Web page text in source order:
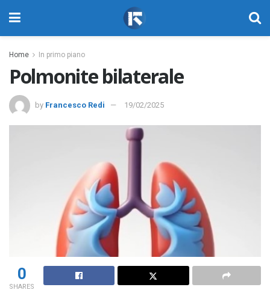
Home In primo piano
Polmonite bilaterale
by Francesco Redi 19/02/2025
0
SHARES